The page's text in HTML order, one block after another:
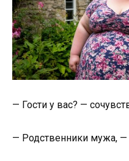
— Гости у вас? —
— Родственники мужа, —